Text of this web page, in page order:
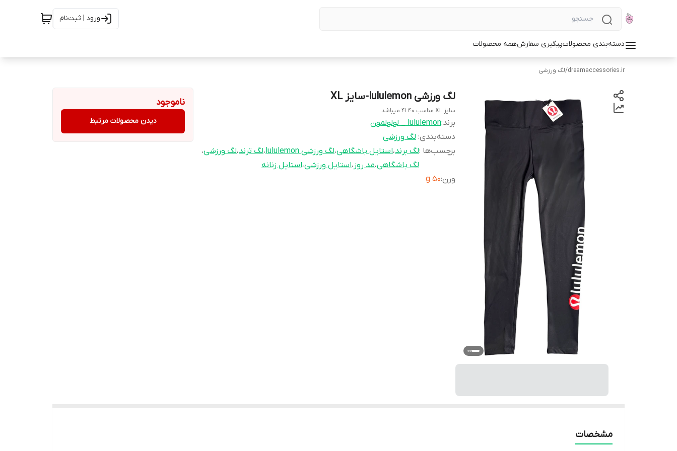
ورود | ثبت‌نام
دسته‌بندی محصولاتپیگیری سفارشهمه محصولات
dreamaccessories.ir
/لگ ورزشی
لگ ورزشی lululemon-سایز XL
سایز XL مناسب 40 41 میباشد
برند:lululemon _ لولولمون
دسته‌بندی: لگ ورزشی
برچسب‌ها :لگ برند،استایل باشگاهی،لگ ورزشی lululemon ،لگ ترند،لگ ورزشی،
لگ باشگاهی،مد روز ،استایل ورزشی،استایل زنانه
ورن:
50 g
ناموجود
دیدن محصولات مرتبط
مشخصات